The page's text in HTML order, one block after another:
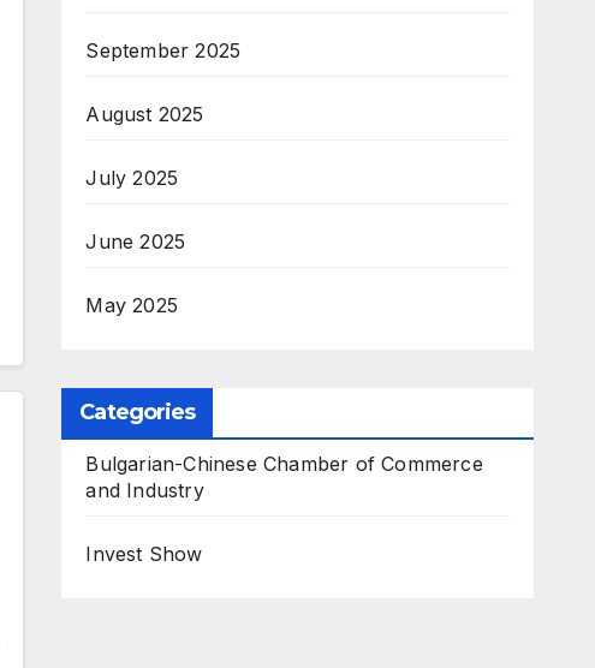
September 2025
August 2025
July 2025
June 2025
May 2025
Categories
Bulgarian-Chinese Chamber of Commerce
and Industry
Invest Show